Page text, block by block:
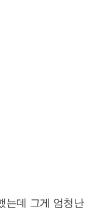
는데 그게 엄청난